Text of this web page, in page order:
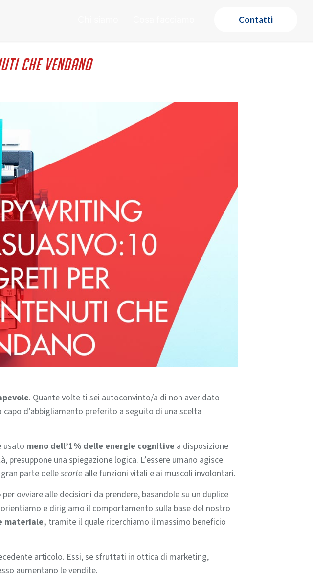
Contatti
che vendano
. Quante volte ti sei autoconvinto/a di non aver dato
d’abbigliamento preferito a seguito di una scelta
usato meno dell’1% delle energie cognitive a disposizione
presuppone una spiegazione logica. L’essere umano agisce
parte dellescorte alle funzioni vitali e ai muscoli involontari.
per ovviare alle decisioni da prendere, basandole su un duplice
e dirigiamo il comportamento sulla base del nostro
materiale, tramite il quale ricerchiamo il massimo beneficio
articolo. Essi, se sfruttati in ottica di marketing,
aumentano le vendite.